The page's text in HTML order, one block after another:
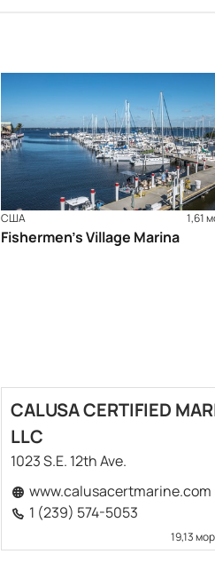
США 1,61
Fishermen’s Village Marina
CALUSA CERTIFIED
LLC
1023 S.E. 12th Ave.
www.calusacertmarine.com
1 (239) 574-5053
19,13